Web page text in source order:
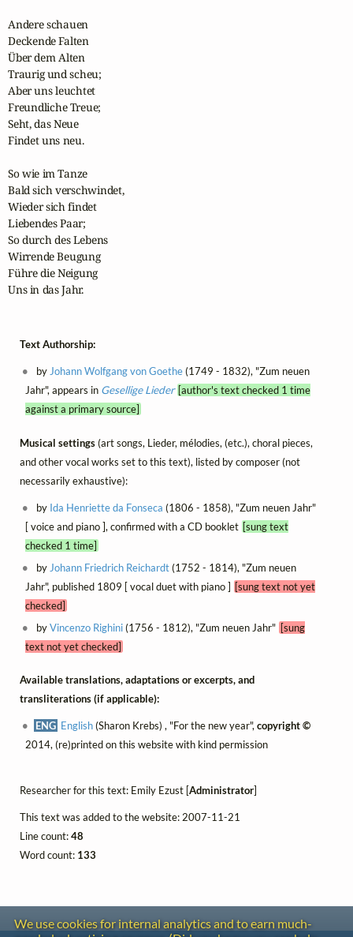
Andere schauen
Deckende Falten
Über dem Alten
Traurig und scheu;
Aber uns leuchtet
Freundliche Treue;
Seht, das Neue
Findet uns neu.
So wie im Tanze
Bald sich verschwindet,
Wieder sich findet
Liebendes Paar;
So durch des Lebens
Wirrende Beugung
Führe die Neigung
Uns in das Jahr.
Text Authorship:
byJohann Wolfgang von Goethe(1749 - 1832), "Zum neuen
Jahr", appears in Gesellige Lieder [author's text checked 1 time
against a primary source]
Musical settings(art songs, Lieder, mélodies, (etc.), choral pieces,
and other vocal works set to this text), listed by composer (not
necessarily exhaustive):
by Ida Henriette da Fonseca (1806 - 1858), "Zum neuen Jahr"
[ voice and piano ], confirmed with a CD booklet [sung text
checked 1 time]
by Johann Friedrich Reichardt(1752 - 1814), "Zum neuen
Jahr", published 1809 [ vocal duet with piano ] [sung text not yet
checked]
byVincenzo Righini(1756 - 1812), "Zum neuen Jahr" [sung
text not yet checked]
Available translations, adaptations or excerpts, and
transliterations (if applicable):
ENG English(Sharon Krebs) , "For the new year",copyright ©
2014, (re)printed on this website with kind permission
Researcher for this text: Emily Ezust [Administrator]
This text was added to the website: 2007-11-21
Line count:48
Word count: 133
We use cookies for internal analytics and to earn much-